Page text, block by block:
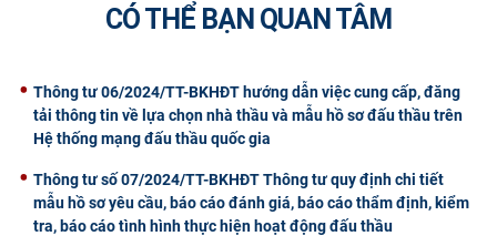
CÓ THỂ BẠN QUAN TÂM
Thông tư 06/2024/TT-BKHĐT hướng dẫn việc cung cấp, đăng
tải thông tin về lựa chọn nhà thầu và mẫu hồ sơ đấu thầu trên
Hệ thống mạng đấu thầu quốc gia
Thông tư số 07/2024/TT-BKHĐT Thông tư quy định chi tiết
mẫu hồ sơ yêu cầu, báo cáo đánh giá, báo cáo thẩm định, kiểm
tra, báo cáo tình hình thực hiện hoạt động đấu thầu